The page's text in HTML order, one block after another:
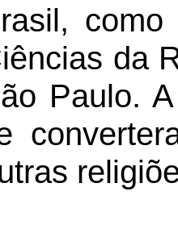
da
Paulo.